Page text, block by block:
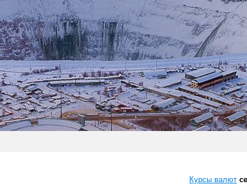
Курсы валют